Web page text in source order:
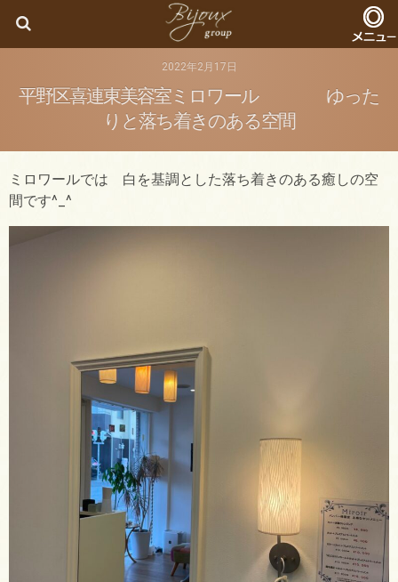
Bijoux
2022年2月17日
平野区喜連東美容室ミロワール ゆった
りと落ち着きのある空間
ミロワールでは 白を基調とした落ち着きのある癒しの空
間です^_^